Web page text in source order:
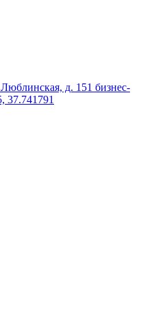
д. 151 бизнес-
37.741791